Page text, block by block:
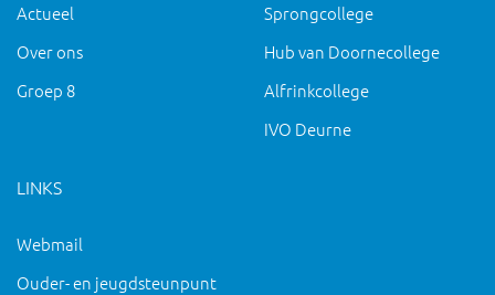
Actueel
Over ons
Groep 8
Sprongcollege
Hub van Doornecollege
Alfrinkcollege
IVO Deurne
LINKS
Webmail
Ouder- en jeugdsteunpunt